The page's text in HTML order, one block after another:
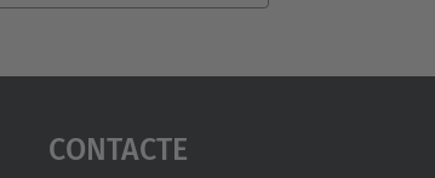
Contacte